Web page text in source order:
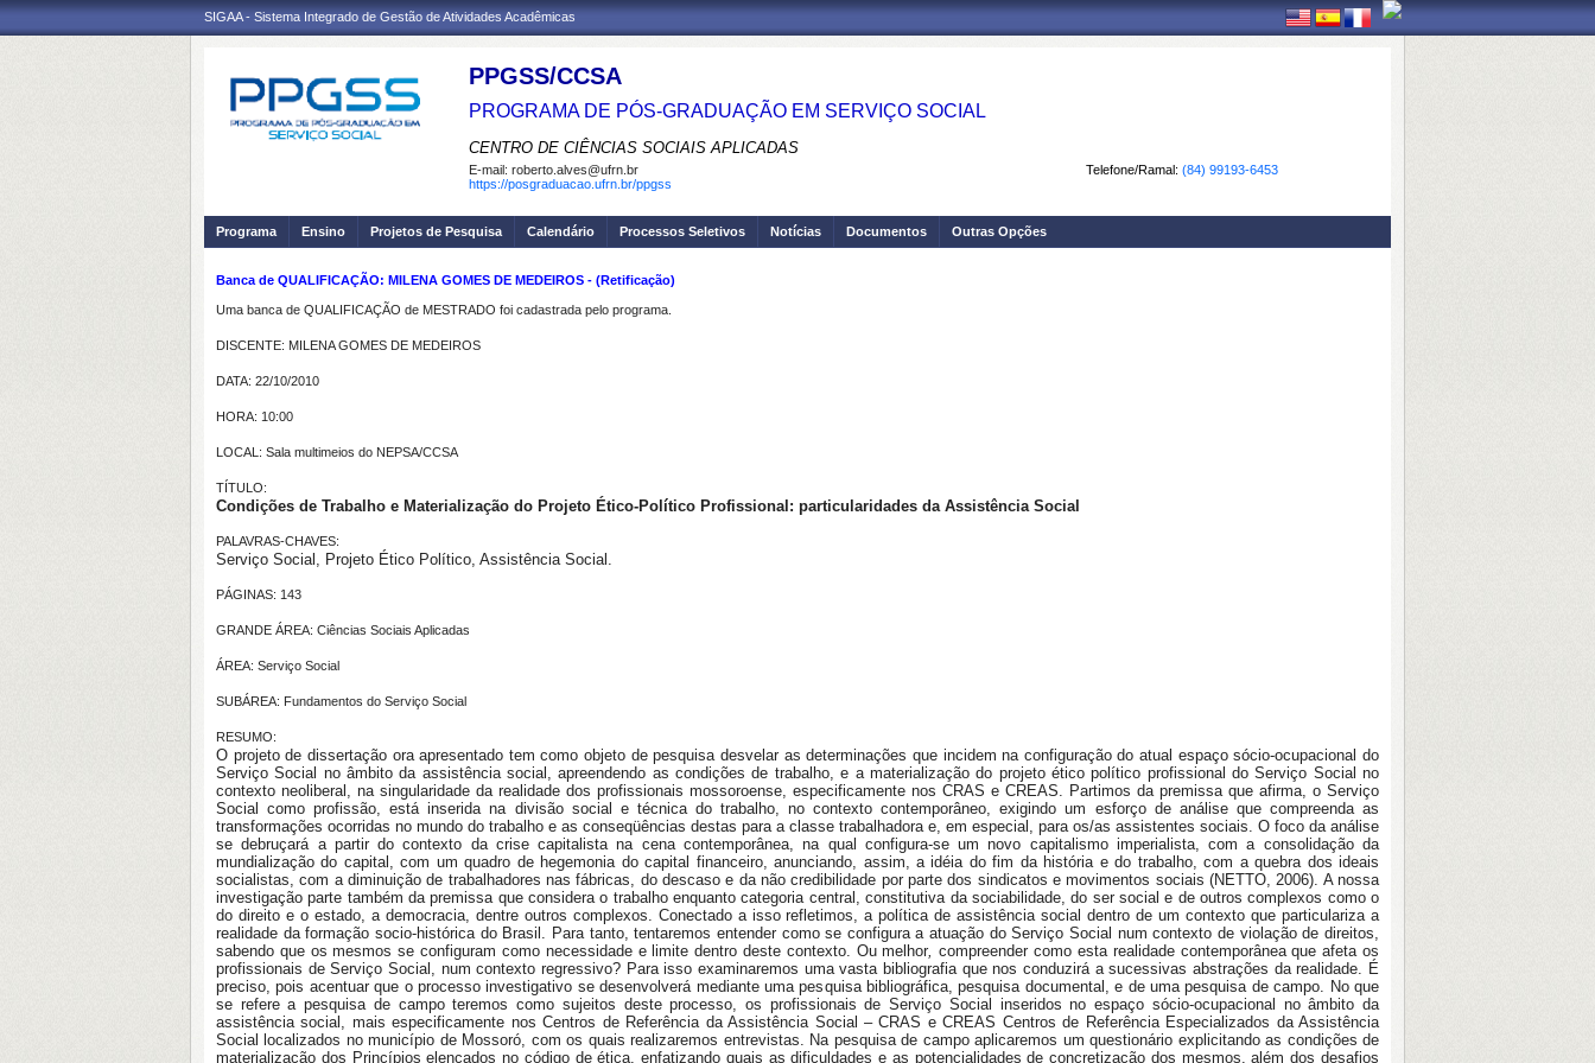
SIGAA - Sistema Integrado de Gestão de Atividades Acadêmicas
PPGSS/CCSA
PROGRAMA DE PÓS-GRADUAÇÃO EM SERVIÇO SOCIAL
CENTRO DE CIÊNCIAS SOCIAIS APLICADAS
Telefone/Ramal: (84) 99193-6453
E-mail: roberto.alves@ufrn.br
https://posgraduacao.ufrn.br/ppgss
Programa Ensino Projetos de Pesquisa Calendário Processos Seletivos Notícias Documentos Outras Opções
Banca de QUALIFICAÇÃO: MILENA GOMES DE MEDEIROS - (Retificação)
Uma banca de QUALIFICAÇÃO de MESTRADO foi cadastrada pelo programa.
DISCENTE: MILENA GOMES DE MEDEIROS
DATA: 22/10/2010
HORA: 10:00
LOCAL: Sala multimeios do NEPSA/CCSA
TÍTULO:
Condições de Trabalho e Materialização do Projeto Ético-Político Profissional: particularidades da Assistência Social
PALAVRAS-CHAVES:
Serviço Social, Projeto Ético Político, Assistência Social.
PÁGINAS: 143
GRANDE ÁREA: Ciências Sociais Aplicadas
ÁREA: Serviço Social
SUBÁREA: Fundamentos do Serviço Social
RESUMO:
O projeto de dissertação ora apresentado tem como objeto de pesquisa desvelar as determinações que incidem na configuração do atual espaço sócio-ocupacional do
Serviço Social no âmbito da assistência social, apreendendo as condições de trabalho, e a materialização do projeto ético político profissional do Serviço Social no
contexto neoliberal, na singularidade da realidade dos profissionais mossoroense, especificamente nos CRAS e CREAS. Partimos da premissa que afirma, o Serviço
Social como profissão, está inserida na divisão social e técnica do trabalho, no contexto contemporâneo, exigindo um esforço de análise que compreenda as
transformações ocorridas no mundo do trabalho e as conseqüências destas para a classe trabalhadora e, em especial, para os/as assistentes sociais. O foco da análise
se debruçará a partir do contexto da crise capitalista na cena contemporânea, na qual configura-se um novo capitalismo imperialista, com a consolidação da
mundialização do capital, com um quadro de hegemonia do capital financeiro, anunciando, assim, a idéia do fim da história e do trabalho, com a quebra dos ideais
socialistas, com a diminuição de trabalhadores nas fábricas, do descaso e da não credibilidade por parte dos sindicatos e movimentos sociais (NETTO, 2006). A nossa
investigação parte também da premissa que considera o trabalho enquanto categoria central, constitutiva da sociabilidade, do ser social e de outros complexos como o
do direito e o estado, a democracia, dentre outros complexos. Conectado a isso refletimos, a política de assistência social dentro de um contexto que particulariza a
realidade da formação socio-histórica do Brasil. Para tanto, tentaremos entender como se configura a atuação do Serviço Social num contexto de violação de direitos,
sabendo que os mesmos se configuram como necessidade e limite dentro deste contexto. Ou melhor, compreender como esta realidade contemporânea que afeta os
profissionais de Serviço Social, num contexto regressivo? Para isso examinaremos uma vasta bibliografia que nos conduzirá a sucessivas abstrações da realidade. É
preciso, pois acentuar que o processo investigativo se desenvolverá mediante uma pesquisa bibliográfica, pesquisa documental, e de uma pesquisa de campo. No que
se refere a pesquisa de campo teremos como sujeitos deste processo, os profissionais de Serviço Social inseridos no espaço sócio-ocupacional no âmbito da
assistência social, mais especificamente nos Centros de Referência da Assistência Social – CRAS e CREAS Centros de Referência Especializados da Assistência
Social localizados no município de Mossoró, com os quais realizaremos entrevistas. Na pesquisa de campo aplicaremos um questionário explicitando as condições de
materialização dos Princípios elencados no código de ética, enfatizando quais as dificuldades e as potencialidades de concretização dos mesmos, além dos desafios